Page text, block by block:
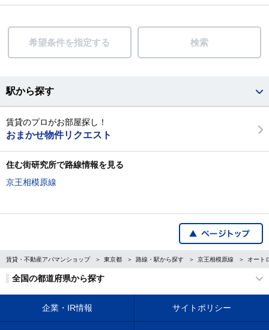
希望条件を指定する 検索
駅から探す
賃貸のプロがお部屋探し！
おまかせ物件リクエスト
住む街研究所で路線情報を見る
京王相模原線
賃貸・不動産アパマンショップ 東京都 路線・駅から探す 京王相模原線 オート
全国の都道府県から探す
企業・IR情報 サイトポリシー